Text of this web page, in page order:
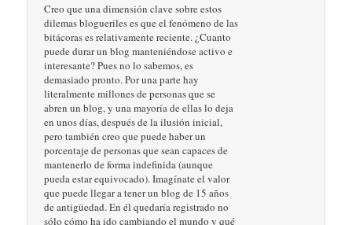
Creo que una dimensión clave sobre estos
dilemas blogueriles es que el fenómeno de las
bitácoras es relativamente reciente. ¿Cuanto
puede durar un blog manteniéndose activo e
interesante? Pues no lo sabemos, es
demasiado pronto. Por una parte hay
literalmente millones de personas que se
abren un blog, y una mayoría de ellas lo deja
en unos días, después de la ilusión inicial,
pero también creo que puede haber un
porcentaje de personas que sean capaces de
mantenerlo de forma indefinida (aunque
pueda estar equivocado). Imagínate el valor
que puede llegar a tener un blog de 15 años
de antigüedad. En él quedaría registrado no
sólo cómo ha ido cambiando el mundo y qué